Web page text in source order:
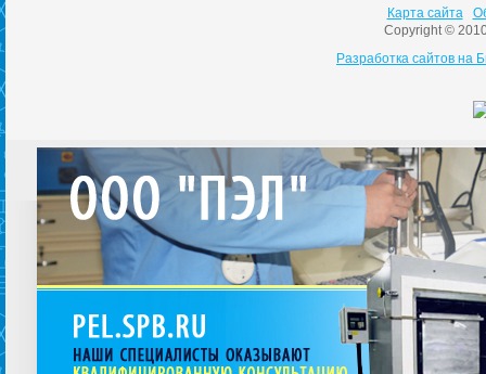
Карта сайта
Copyright ©
Разработка сайтов на